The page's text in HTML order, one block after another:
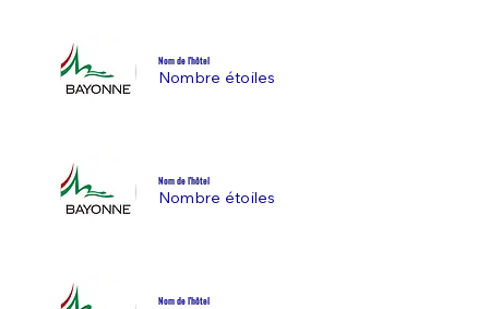
Nom de l'hôtel
Nombre étoiles
Nom de l'hôtel
Nombre étoiles
Nom de l'hôtel